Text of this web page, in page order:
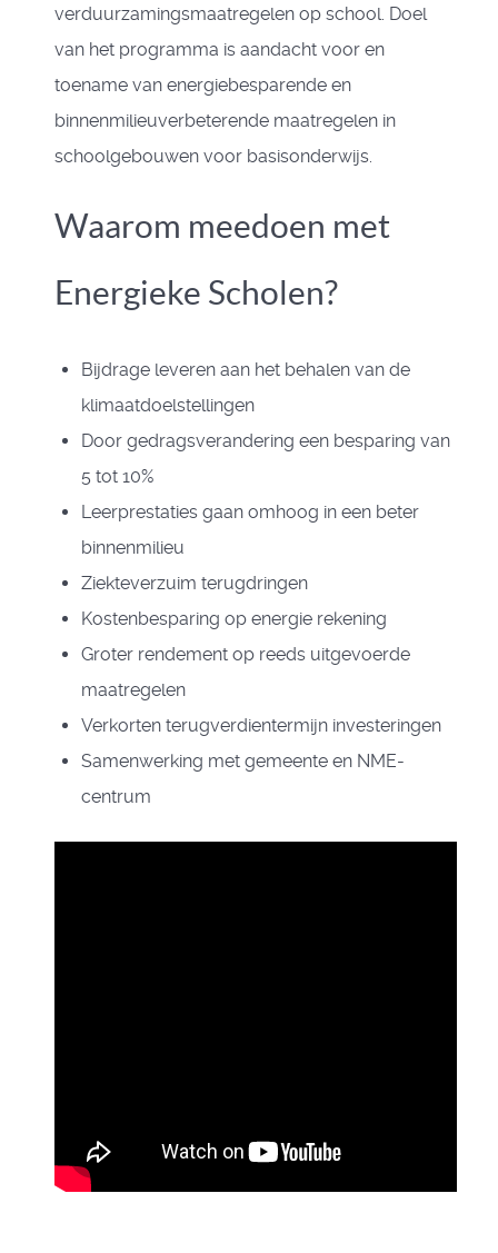
verduurzamingsmaatregelen op school. Doel
van het programma is aandacht voor en
toename van energiebesparende en
binnenmilieuverbeterende maatregelen in
schoolgebouwen voor basisonderwijs.
Waarom meedoen met
Energieke Scholen?
Bijdrage leveren aan het behalen van de
klimaatdoelstellingen
Door gedragsverandering een besparing van
5 tot 10%
Leerprestaties gaan omhoog in een beter
binnenmilieu
Ziekteverzuim terugdringen
Kostenbesparing op energie rekening
Groter rendement op reeds uitgevoerde
maatregelen
Verkorten terugverdientermijn investeringen
Samenwerking met gemeente en NME-
centrum